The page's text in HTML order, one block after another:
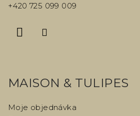
+420 725 099 009
MAISON & TULIPES
Moje objednávka